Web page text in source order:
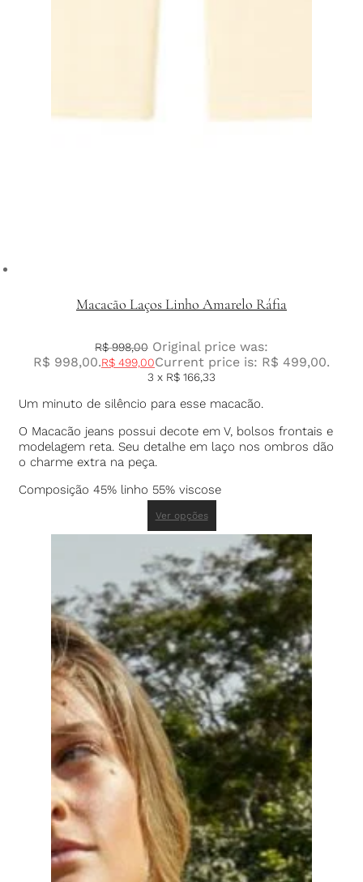
Macacão Laços Linho Amarelo Ráfia
R$998,00 Original price was:
R$ 998,00.R$ 499,00Current price is: R$ 499,00.
3 x R$ 166,33
Um minuto de silêncio para esse macacão.
O Macacão jeans possui decote em V, bolsos frontais e
modelagem reta. Seu detalhe em laço nos ombros dão
o charme extra na peça.
Composição 45% linho 55% viscose
Ver opções